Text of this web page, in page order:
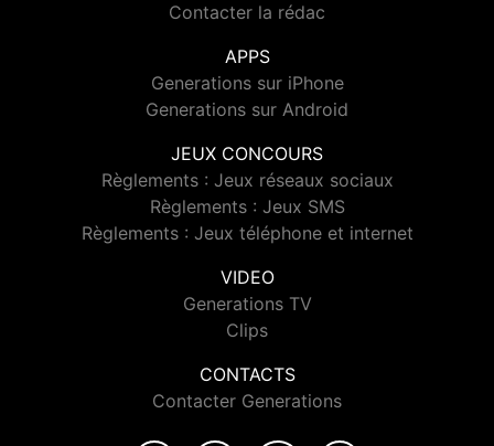
Contacter la rédac
APPS
Generations sur iPhone
Generations sur Android
JEUX CONCOURS
Règlements : Jeux réseaux sociaux
Règlements : Jeux SMS
Règlements : Jeux téléphone et internet
VIDEO
Generations TV
Clips
CONTACTS
Contacter Generations